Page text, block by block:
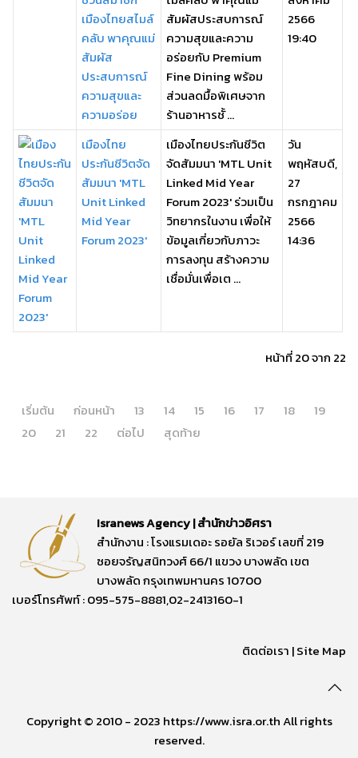
เมืองไทยสไมล์
คลับ พาคุณแม่
สัมผัส
ประสบการณ์
ความสุขและ
ความอร่อย
สัมผัสประสบการณ์
ความสุขและความ
อร่อยกับ Premium
Fine Dining พร้อม
ส่วนลดมื้อพิเศษจาก
ร้านอาหารชั้ ...
2566
19:40
เมืองไทย
ประกันชีวิตจัด
สัมมนา 'MTL
Unit Linked
Mid Year
Forum 2023'
เมืองไทยประกันชีวิต
จัดสัมมนา 'MTL Unit
Linked Mid Year
Forum 2023' ร่วมเป็น
วิทยากรในงาน เพื่อให้
ข้อมูลเกี่ยวกับภาวะ
การลงทุน สร้างความ
เชื่อมั่นเพื่อเต ...
วัน
พฤหัสบดี,
27
กรกฎาคม
2566
14:36
หน้าที่ 20 จาก 22
เริ่มต้น ก่อนหน้า 13 14 15 16 17 18
19
20
21 22 ต่อไป สุดท้าย
Isranews Agency | สำนักข่าวอิศรา
สำนักงาน : โรงแรมเดอะ รอยัล ริเวอร์ เลขที่ 219
ซอยจรัญสนิทวงศ์ 66/1 แขวง บางพลัด เขต
บางพลัด กรุงเทพมหานคร 10700
เบอร์โทรศัพท์ : 095-575-8881,02-2413160-1
ติดต่อเรา |Site Map
Copyright © 2010 - 2023 https://www.isra.or.th All rights
reserved.